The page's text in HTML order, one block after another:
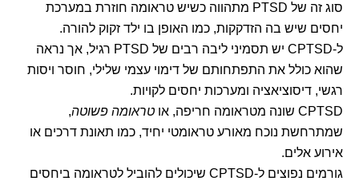
סוג זה של PTSD מתהווה כשיש טראומה חוזרת במערכת
יחסים שיש בה הזדקקות, כמו האופן בו ילד זקוק להורה.
ל-CPTSD יש תסמיני ליבה רבים של PTSD רגיל, אך נראה
שהוא כולל את התפתחותם של דימוי עצמי שלילי, חוסר ויסות
רגשי, דיסוציאציה ומערכות יחסים לקויות.
CPTSD שונה מטראומה חריפה, או
טראומה פשוטה,
שמתרחשת נוכח מאורע טראומטי יחיד, כמו תאונת דרכים או
אירוע אלים.
גורמים נפוצים ל-CPTSD שיכולים להוביל לטראומה ביחסים